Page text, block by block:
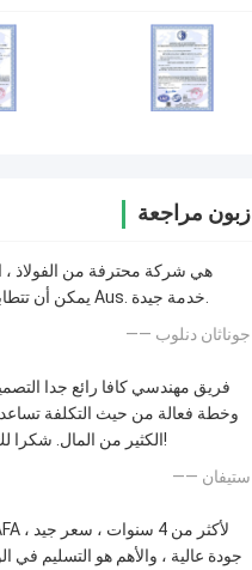
زبون مراجعة
يمكن أن تتطابق مع معايير Aus. خدمة جيدة.
—— جوناثان دنلوب
فريق مهندسي كافا رائع جدا
وخطة فعالة من حيث التكلفة
الكثير من المال. شكرا لك فريق كفى!
—— ستيفان
جودة عالية ، والأهم هو التسليم في